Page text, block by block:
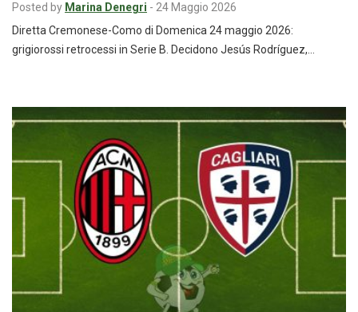
Posted by Marina Denegri - 24 Maggio 2026
Diretta Cremonese-Como di Domenica 24 maggio 2026:
grigiorossi retrocessi in Serie B. Decidono Jesús Rodríguez,…